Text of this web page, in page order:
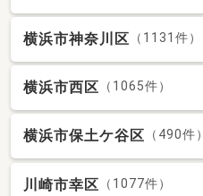
横浜市神奈川区 （1131件）
横浜市西区 （1065件）
横浜市保土ケ谷区 （490件）
川崎市幸区 （1077件）